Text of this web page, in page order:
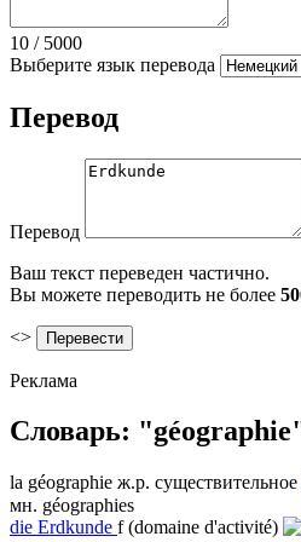
10 / 5000
Выберите язык перевода
Перевод
Перевод
Ваш текст переведен частично.
Вы можете переводить не более
<>
Реклама
Словарь:
la géographie ж.р. существительное
мн. géographies
die Erdkunde f (domaine d'activité)